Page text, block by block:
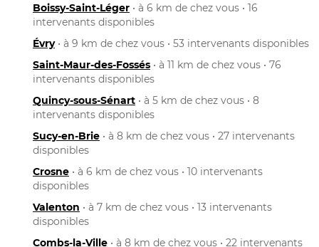
Boissy-Saint-Léger • à 6 km de chez vous • 16
intervenants disponibles
Évry• à 9 km de chez vous • 53 intervenants disponibles
Saint-Maur-des-Fossés • à 11 km de chez vous • 76
intervenants disponibles
Quincy-sous-Sénart • à 5 km de chez vous • 8
intervenants disponibles
Sucy-en-Brie • à 8 km de chez vous • 27 intervenants
disponibles
Crosne • à 6 km de chez vous • 10 intervenants
disponibles
Valenton • à 7 km de chez vous • 13 intervenants
disponibles
Combs-la-Ville • à 8 km de chez vous • 22 intervenants